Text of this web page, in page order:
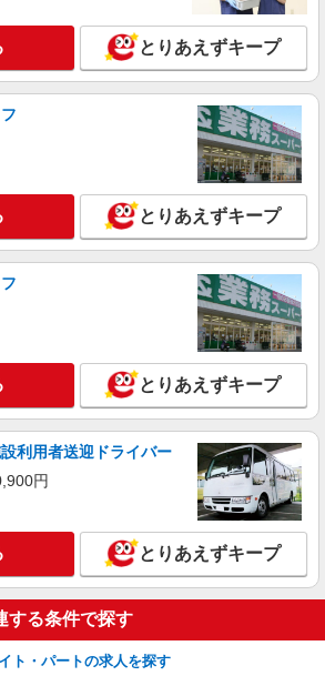
ター店
スタッフ
時給1,200円〜1,300円 （勤務時間・日数・曜
年1回、昇給・昇格制度あり・賞
り ※当社規定あり ※アルバイト除く
記時給はスタート時の時給です。
千葉県市川市田尻1丁目6番5号
詳細を見る
ター店
時給1,270円〜1,370円 （勤務時間・日数・曜
り ※当社規定あり ※アルバイト除く
詳細を見る
とりあえずキープ
とりあえずキープ
とりあえずキープ
利用者送迎ドライバー
円
とりあえずキープ
する条件で探す
ト・パートの求人を探す